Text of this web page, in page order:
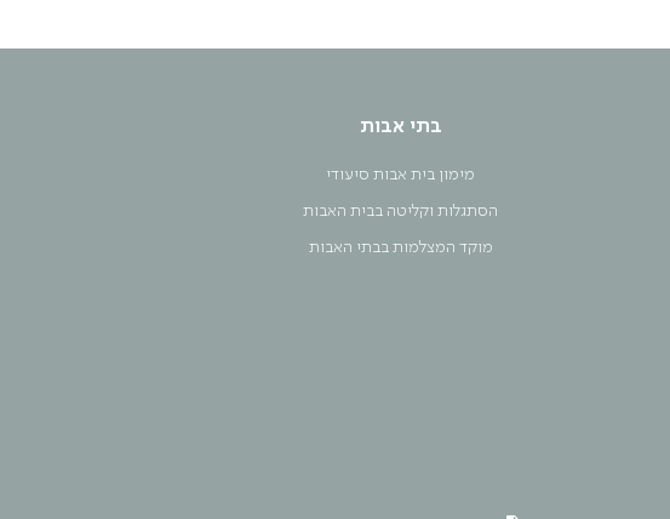
בתי אבות
מימון בית אבות סיעודי
הסתגלות וקליטה בבית האבות
מוקד המצלמות בבתי האבות